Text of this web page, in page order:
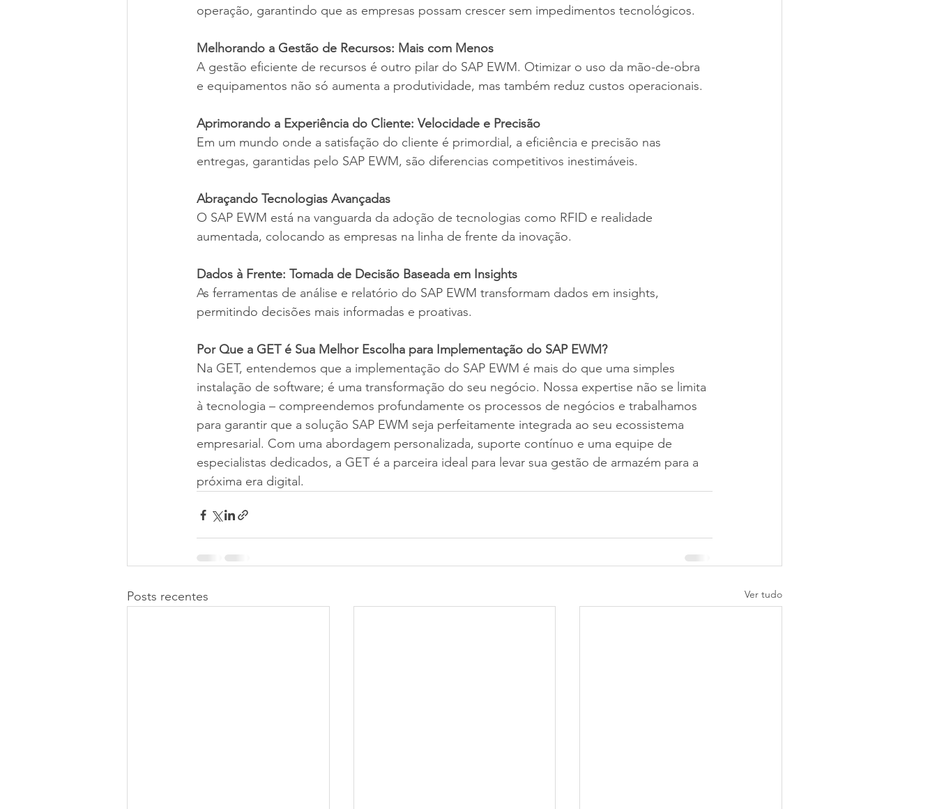
operação, garantindo que as empresas possam crescer sem impedimentos tecnológicos.
Melhorando a Gestão de Recursos: Mais com Menos
A gestão eficiente de recursos é outro pilar do SAP EWM. Otimizar o uso da mão-de-obra
e equipamentos não só aumenta a produtividade, mas também reduz custos operacionais.
Aprimorando a Experiência do Cliente: Velocidade e Precisão
Em um mundo onde a satisfação do cliente é primordial, a eficiência e precisão nas
entregas, garantidas pelo SAP EWM, são diferencias competitivos inestimáveis.
Abraçando Tecnologias Avançadas
O SAP EWM está na vanguarda da adoção de tecnologias como RFID e realidade
aumentada, colocando as empresas na linha de frente da inovação.
Dados à Frente: Tomada de Decisão Baseada em Insights
As ferramentas de análise e relatório do SAP EWM transformam dados em insights,
permitindo decisões mais informadas e proativas.
Por Que a GET é Sua Melhor Escolha para Implementação do SAP EWM?
Na GET, entendemos que a implementação do SAP EWM é mais do que uma simples
instalação de software; é uma transformação do seu negócio. Nossa expertise não se limita
à tecnologia – compreendemos profundamente os processos de negócios e trabalhamos
para garantir que a solução SAP EWM seja perfeitamente integrada ao seu ecossistema
empresarial. Com uma abordagem personalizada, suporte contínuo e uma equipe de
especialistas dedicados, a GET é a parceira ideal para levar sua gestão de armazém para a
próxima era digital.
Posts recentes Ver tudo